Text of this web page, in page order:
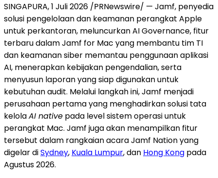
SINGAPURA, 1 Juli 2026 /PRNewswire/ — Jamf, penyedia
solusi pengelolaan dan keamanan perangkat Apple
untuk perkantoran, meluncurkan AI Governance, fitur
terbaru dalam Jamf for Mac yang membantu tim TI
dan keamanan siber memantau penggunaan aplikasi
AI, menerapkan kebijakan pengendalian, serta
menyusun laporan yang siap digunakan untuk
kebutuhan audit. Melalui langkah ini, Jamf menjadi
perusahaan pertama yang menghadirkan solusi tata
kelolaAI native pada level sistem operasi untuk
perangkat Mac. Jamf juga akan menampilkan fitur
tersebut dalam rangkaian acara Jamf Nation yang
digelar diSydney, Kuala Lumpur, dan Hong Kong pada
Agustus 2026.